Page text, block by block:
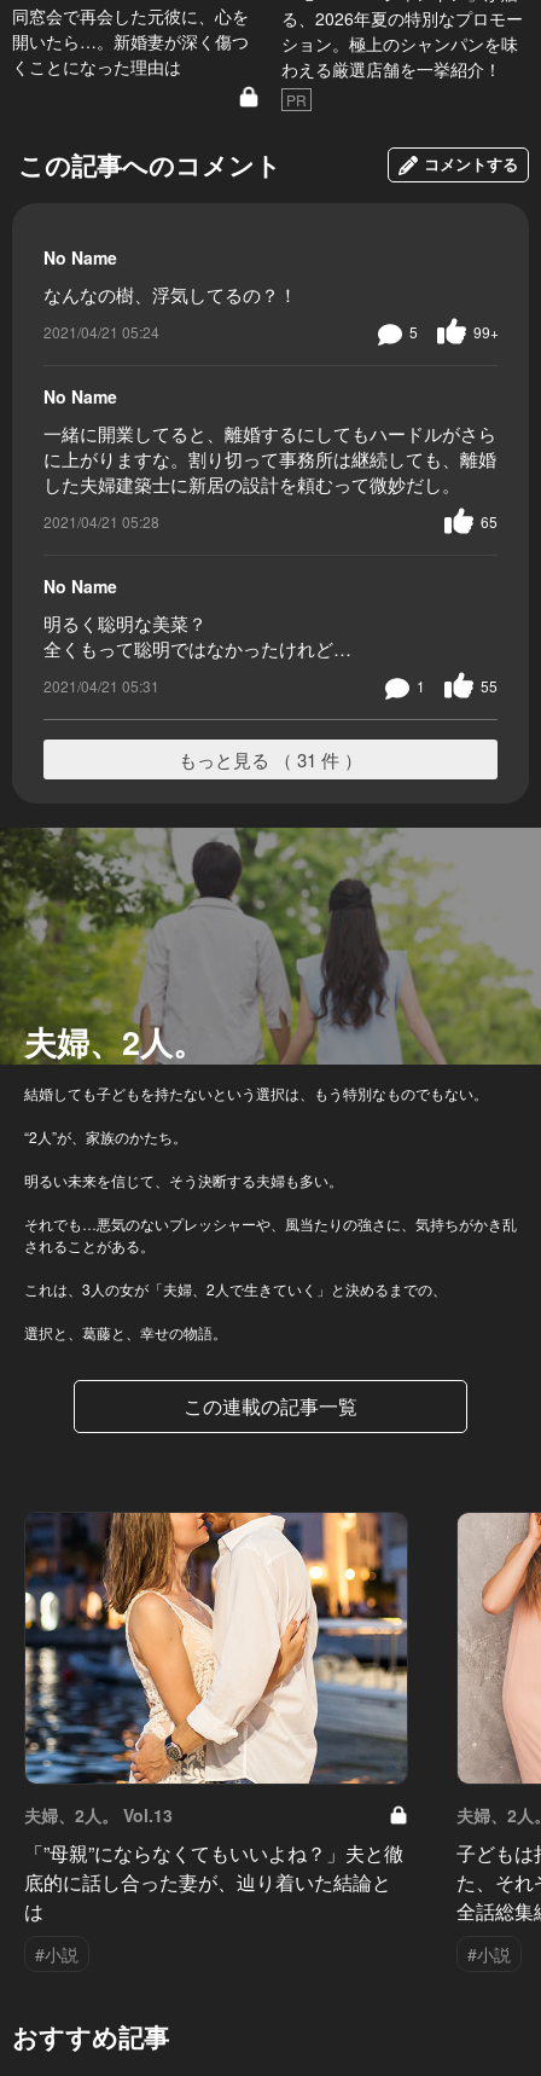
同窓会で再会した元彼に、心を
開いたら…。新婚妻が深く傷つ
くことになった理由は
る、2026年夏の特別なプロモー
ション。極上のシャンパンを味
わえる厳選店舗を一挙紹介！
PR
この記事へのコメント コメントする
No Name
なんなの樹、浮気してるの？！
2021/04/21 05:24 99+
5
No Name
一緒に開業してると、離婚するにしてもハードルがさら
に上がりますな。割り切って事務所は継続しても、離婚
した夫婦建築士に新居の設計を頼むって微妙だし。
2021/04/21 05:28 65
No Name
明るく聡明な美菜？
全くもって聡明ではなかったけれど…
2021/04/21 05:31 55
1
もっと見る （ 31 件 ）
夫婦、2人。
結婚しても子どもを持たないという選択は、もう特別なものでもない。
“2人”が、家族のかたち。
明るい未来を信じて、そう決断する夫婦も多い。
それでも…悪気のないプレッシャーや、風当たりの強さに、気持ちがかき乱
されることがある。
これは、3人の女が「夫婦、2人で生きていく」と決めるまでの、
選択と、葛藤と、幸せの物語。
この連載の記事一覧
夫婦、2人。 Vol.13
「”母親”にならなくてもいいよね？」夫と徹
底的に話し合った妻が、辿り着いた結論と
は
#小説
夫婦、2人
子どもは
た、そ
全話総集
#小説
おすすめ記事